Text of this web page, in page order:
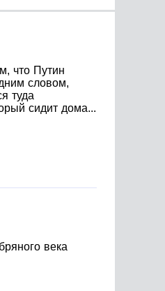
что Путин
словом,
туда
сидит дома...
века